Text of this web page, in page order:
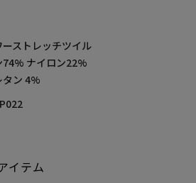
触冷感機能付きで、肌に触れた瞬間に感
出を快適にサポートします。見た目
た、大人の夏にふさわしい素材感で
持たせつつ、裾に向かってなだらか
シルエット。身体のラインを美しく見
象を与えます。
ストレッチツイル
74% ナイロン22%
ン 4%
イテム